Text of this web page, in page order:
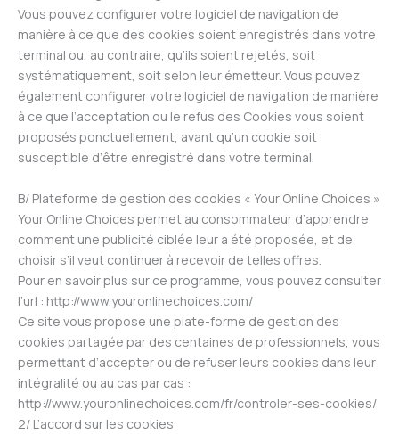
Vous pouvez configurer votre logiciel de navigation de
manière à ce que des cookies soient enregistrés dans votre
terminal ou, au contraire, qu’ils soient rejetés, soit
systématiquement, soit selon leur émetteur. Vous pouvez
également configurer votre logiciel de navigation de manière
à ce que l’acceptation ou le refus des Cookies vous soient
proposés ponctuellement, avant qu’un cookie soit
susceptible d’être enregistré dans votre terminal.
B/ Plateforme de gestion des cookies « Your Online Choices »
Your Online Choices permet au consommateur d’apprendre
comment une publicité ciblée leur a été proposée, et de
choisir s’il veut continuer à recevoir de telles offres.
Pour en savoir plus sur ce programme, vous pouvez consulter
l’url : http://www.youronlinechoices.com/
Ce site vous propose une plate-forme de gestion des
cookies partagée par des centaines de professionnels, vous
permettant d’accepter ou de refuser leurs cookies dans leur
intégralité ou au cas par cas :
http://www.youronlinechoices.com/fr/controler-ses-cookies/
2/ L’accord sur les cookies